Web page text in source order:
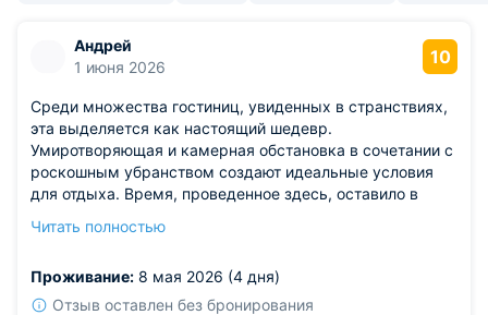
Андрей
1 июня 2026
10
Среди множества гостиниц, увиденных в странствиях,
эта выделяется как настоящий шедевр.
Умиротворяющая и камерная обстановка в сочетании с
роскошным убранством создают идеальные условия
для отдыха. Время, проведенное здесь, оставило в
совершенно без тени негатива. Радует и тот факт, что
весьма умеренной цене, что делает предложение
невероятно выгодным. Я без малейших сомнений
Читать полностью
Проживание: 8 мая 2026 (4 дня)
Отзыв оставлен без бронирования